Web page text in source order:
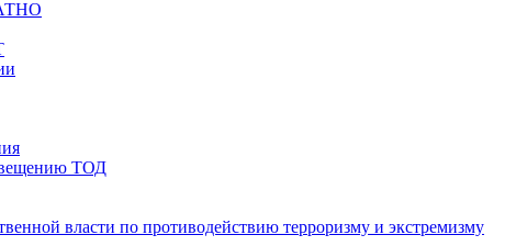
ТОД
власти по противодействию терроризму и экстремизму